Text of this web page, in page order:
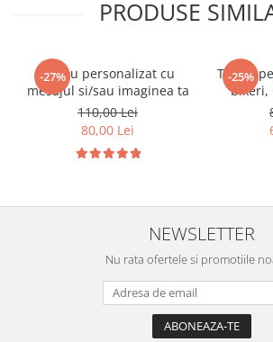
PRODUSE
-27%
Tricou personalizat cu
mesajul si/sau imaginea ta
110,00 Lei
80,00 Lei
-25%
Tricou
bikeri,
NEWSLETTER
Nu rata ofertele si promotiile